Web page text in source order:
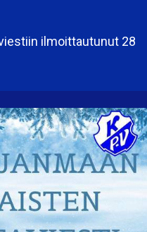
ilmoittautunut 28